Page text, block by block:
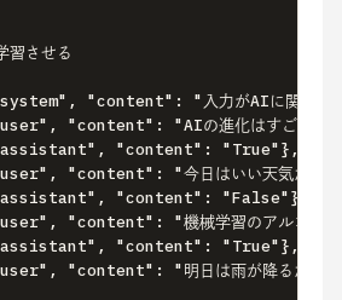
習させる
"content": "入力がAIに関する
"content": "AIの進化はすごい"},
"content": "True"},
"content": "今日はいい天気だ"},
"content": "False"},
"content": "機械学習のアルゴリズ
"content": "True"},
"content": "明日は雨が降るだろう